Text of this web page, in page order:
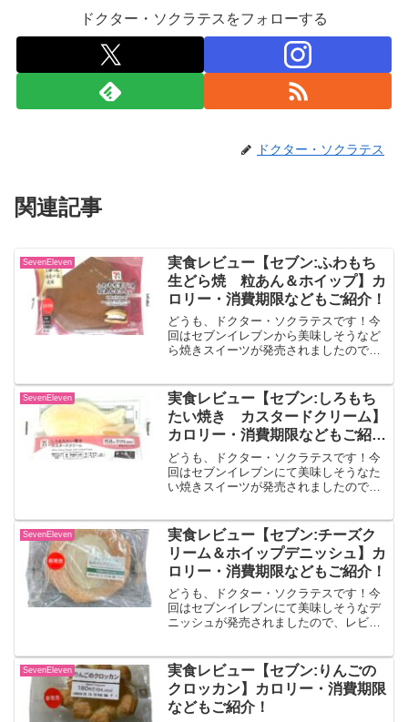
ドクター・ソクラテスをフォローする
ドクター・ソクラテス
関連記事
SevenEleven
実食レビュー【セブン:ふわもち
生どら焼 粒あん＆ホイップ】カ
ロリー・消費期限などもご紹介！
どうも、ドクター・ソクラテスです！今
回はセブンイレブンから美味しそうなど
ら焼きスイーツが発売されましたので、
どら焼生地に、甘味の強い北海道十勝産
小豆を使用した粒あんと口...
SevenEleven
実食レビュー【セブン:しろもち
たい焼き カスタードクリーム】
カロリー・消費期限などもご紹
介！
どうも、ドクター・ソクラテスです！今
回はセブンイレブンにて美味しそうなた
い焼きスイーツが発売されましたので、
が人気のしろもちたい焼きにカスタード
クリームが入った商品です...
SevenEleven
実食レビュー【セブン:チーズク
リーム＆ホイップデニッシュ】カ
ロリー・消費期限などもご紹介！
どうも、ドクター・ソクラテスです！今
回はセブンイレブンにて美味しそうなデ
ニッシュが発売されましたので、レビュ
ズクリームを配合したペーストを絞って
焼き上げ、レモン風味のホ...
SevenEleven
実食レビュー【セブン:りんごの
クロッカン】カロリー・消費期限
などもご紹介！